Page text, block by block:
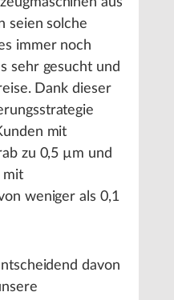
seien solche
immer noch
sehr gesucht und
Dank dieser
mit
zu 0,5 µm und
mit
weniger als 0,1
davon